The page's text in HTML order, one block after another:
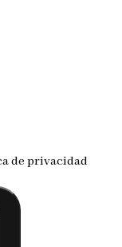
de privacidad